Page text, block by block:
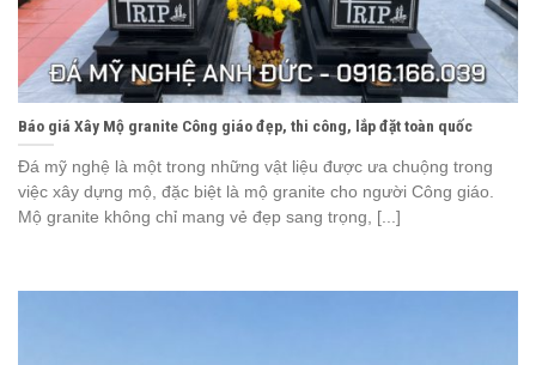
Báo giá Xây Mộ granite Công giáo đẹp, thi công, lắp đặt toàn quốc
Đá mỹ nghệ là một trong những vật liệu được ưa chuộng trong
việc xây dựng mộ, đặc biệt là mộ granite cho người Công giáo.
Mộ granite không chỉ mang vẻ đẹp sang trọng, [...]